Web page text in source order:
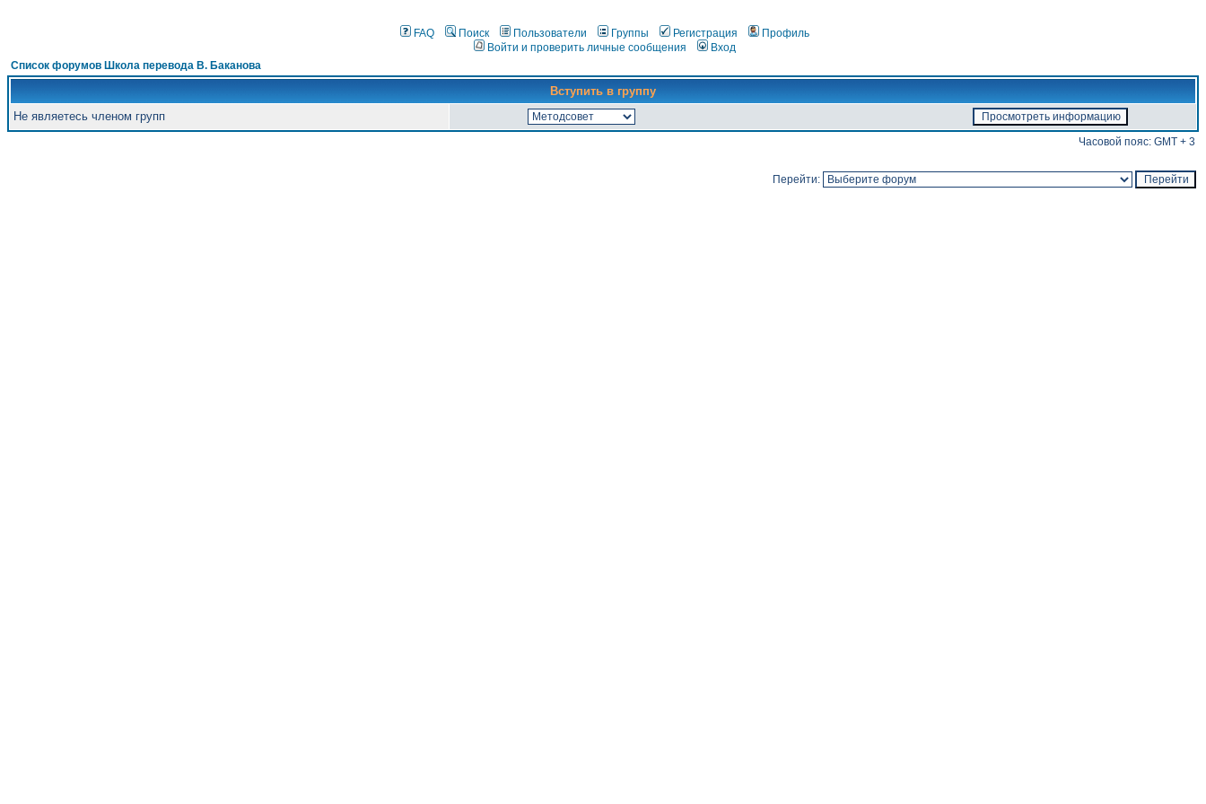
FAQ Поиск Пользователи Группы Регистрация
Профиль
Войти и проверить личные сообщения
Вход
Список форумов Школа перевода В. Баканова
Вступить в группу
Не являетесь членом групп
Часовой пояс: GMT + 3
Перейти: